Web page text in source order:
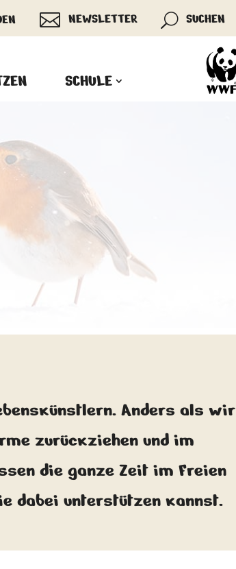
 NEWSLETTER U SUCHEN
SCHULE
Anders als wir
zurückziehen und im
die ganze Zeit im Freien
dabei unterstützen kannst.
Zustimmen